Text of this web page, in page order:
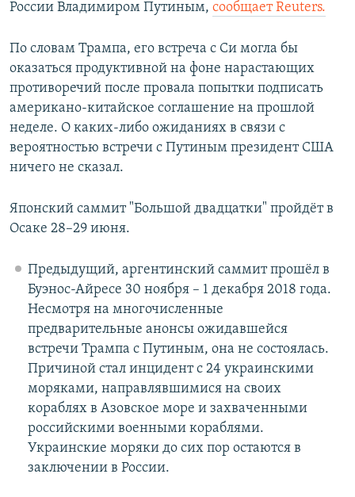
России Владимиром Путиным, cообщает Reuters.
По словам Трампа, его встреча с Си могла бы
оказаться продуктивной на фоне нарастающих
противоречий после провала попытки подписать
американо-китайское соглашение на прошлой
неделе. О каких-либо ожиданиях в связи с
вероятностью встречи с Путиным президент США
ничего не сказал.
Японский саммит "Большой двадцатки" пройдёт в
Осаке 28–29 июня.
Предыдущий, аргентинский саммит прошёл в
Буэнос-Айресе 30 ноября – 1 декабря 2018 года.
Несмотря на многочисленные
предварительные анонсы ожидавшейся
встречи Трампа с Путиным, она не состоялась.
Причиной стал инцидент с 24 украинскими
моряками, направлявшимися на своих
кораблях в Азовское море и захваченными
российскими военными кораблями.
Украинские моряки до сих пор остаются в
заключении в России.